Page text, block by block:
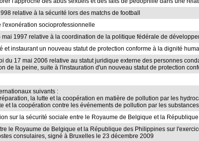
relative à la sécurité lors des matchs de football
l'exonération socioprofessionnelle
1997 relative à la coordination de la politique fédérale de
et instaurant un nouveau statut de protection conforme à la dignité
du 17 mai 2006 relative au statut juridique externe des personnes
de la peine, suite à l'instauration d'un nouveau statut de protection
suivants :
la lutte et la coopération en matière de pollution par les
et la coopération contre les événements de pollution par les
sur la sécurité sociale entre le Royaume de Belgique et la
le Royaume de Belgique et la République des Philippines sur
consulaires, signé à Bruxelles le 23 décembre 2009